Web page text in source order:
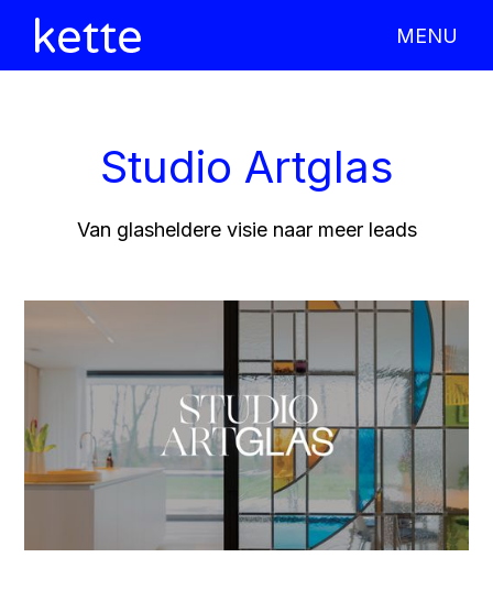
MENU
Studio Artglas
Van glasheldere visie naar meer leads